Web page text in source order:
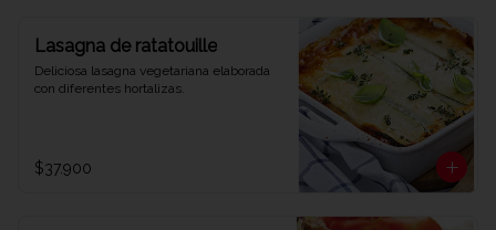
Lasagna de ratatouille
Deliciosa lasagna vegetariana elaborada
con diferentes hortalizas.
$37.900